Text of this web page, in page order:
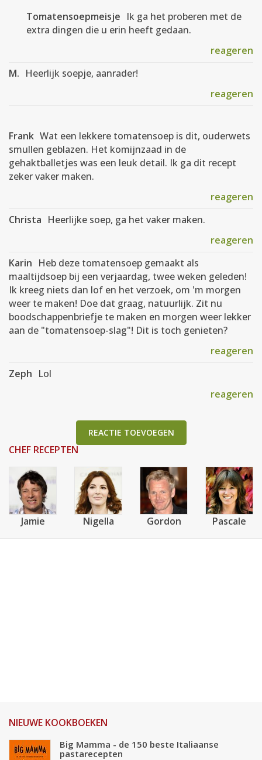
Tomatensoepmeisje Ik ga het proberen met de
extra dingen die u erin heeft gedaan.
reageren
M. Heerlijk soepje, aanrader!
reageren
Frank Wat een lekkere tomatensoep is dit, ouderwets
smullen geblazen. Het komijnzaad in de
gehaktballetjes was een leuk detail. Ik ga dit recept
zeker vaker maken.
reageren
Christa Heerlijke soep, ga het vaker maken.
reageren
Karin Heb deze tomatensoep gemaakt als
maaltijdsoep bij een verjaardag, twee weken geleden!
Ik kreeg niets dan lof en het verzoek, om 'm morgen
weer te maken! Doe dat graag, natuurlijk. Zit nu
boodschappenbriefje te maken en morgen weer lekker
aan de "tomatensoep-slag"! Dit is toch genieten?
reageren
Zeph Lol
reageren
REACTIE TOEVOEGEN
CHEF RECEPTEN
Jamie Nigella Gordon Pascale
NIEUWE KOOKBOEKEN
Big Mamma - de 150 beste Italiaanse
pastarecepten